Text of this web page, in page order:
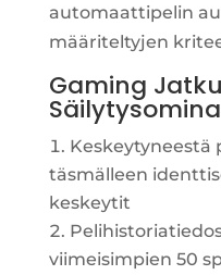
automaattipelin
määriteltyjen
Gaming
Keskeytyneestä
täsmälleen
keskeytit
viimeisimpien 50